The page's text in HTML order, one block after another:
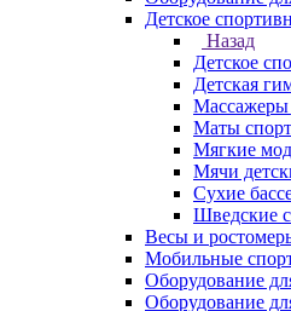
Детское
Назад
Детское
Детская
Массажеры
Маты
Мягкие
Мячи
Сухие
Шведские
Весы и
Мобильные
Оборудование
Оборудование